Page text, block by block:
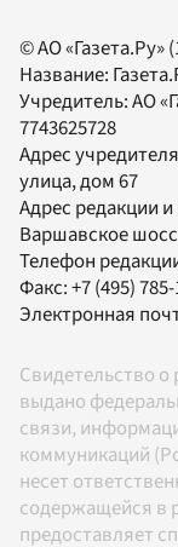
© АО «Газета.Ру»
Название:
Учредитель:АО
7743625728
Адрес
улица, дом 67
Адрес редакции
Варшавское
Телефон
Факс:+7 (495)
Электронная
Свидетельство
выдано
связи,
коммуникаций
несет
содержащейся в
предоставляет